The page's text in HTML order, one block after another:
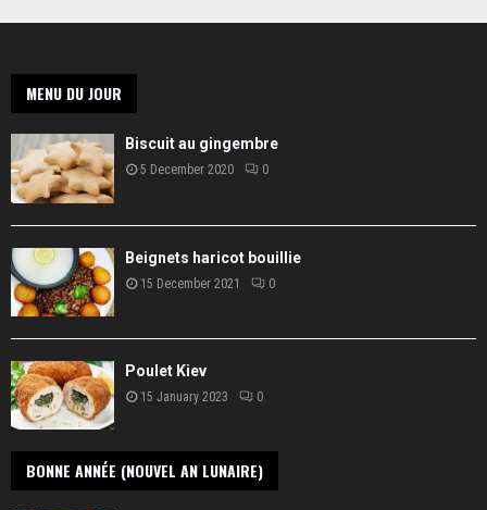
MENU DU JOUR
Biscuit au gingembre
5 December 2020 0
Beignets haricot bouillie
15 December 2021 0
Poulet Kiev
15 January 2023 0
BONNE ANNÉE (NOUVEL AN LUNAIRE)